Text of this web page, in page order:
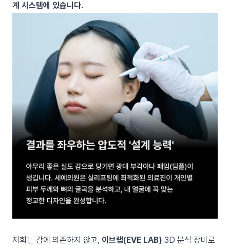
계 시스템에 있습니다.
저희는 감에 의존하지 않고, 이브랩(EVE LAB) 3D 분석 장비로